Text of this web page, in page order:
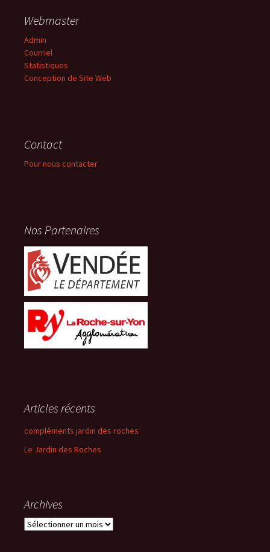
Webmaster
Admin
Courriel
Statistiques
Conception de Site Web
Contact
Pour nous contacter
Nos Partenaires
Articles récents
compléments jardin des roches
Le Jardin des Roches
Archives
Archives